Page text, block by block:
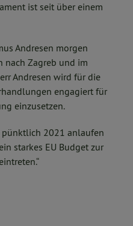
ist seit über einem
Andresen morgen
nach Zagreb und im
Andresen wird für die
engagiert für
einzusetzen.
pünktlich 2021 anlaufen
starkes EU Budget zur